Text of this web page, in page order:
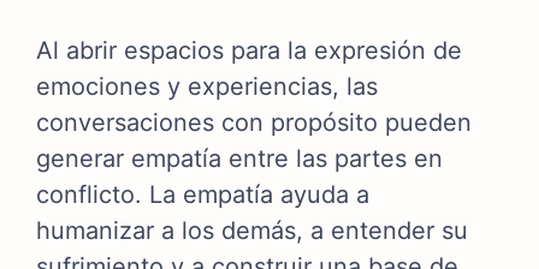
Al abrir espacios para la expresión de
emociones y experiencias, las
conversaciones con propósito pueden
generar empatía entre las partes en
conflicto. La empatía ayuda a
humanizar a los demás, a entender su